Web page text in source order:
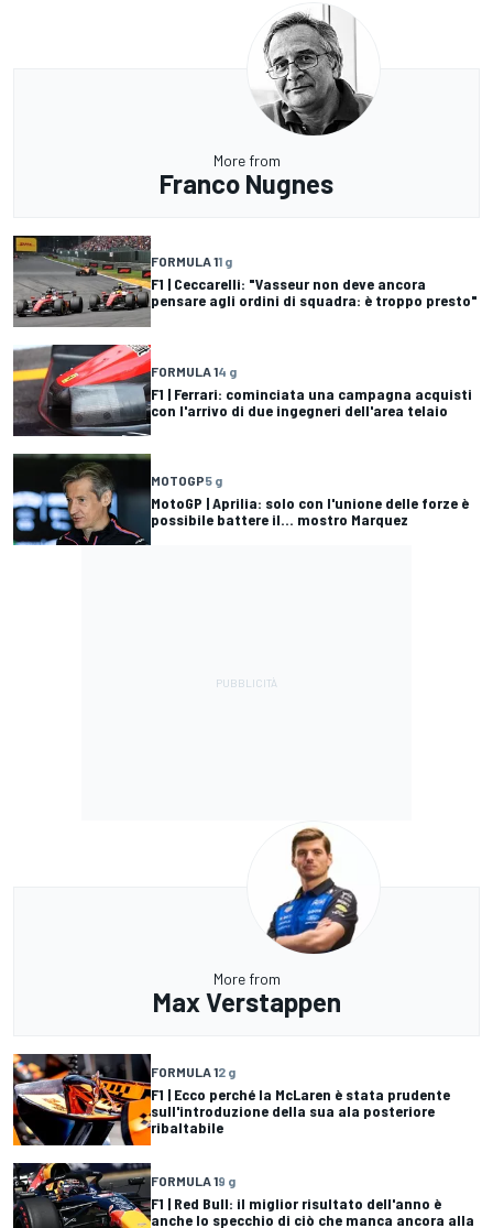
More from
Franco Nugnes
FORMULA 11 g
F1 | Ceccarelli: "Vasseur non deve ancora
pensare agli ordini di squadra: è troppo presto"
FORMULA 14 g
F1 | Ferrari: cominciata una campagna acquisti
con l'arrivo di due ingegneri dell'area telaio
MOTOGP5 g
MotoGP | Aprilia: solo con l'unione delle forze è
possibile battere il... mostro Marquez
More from
Max Verstappen
FORMULA 12 g
F1 | Ecco perché la McLaren è stata prudente
sull'introduzione della sua ala posteriore
ribaltabile
FORMULA 19 g
F1 | Red Bull: il miglior risultato dell'anno è
anche lo specchio di ciò che manca ancora alla